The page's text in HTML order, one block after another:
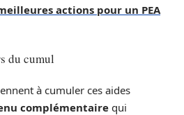
actions pour un PEA
du cumul
à cumuler ces aides
complémentaire qui